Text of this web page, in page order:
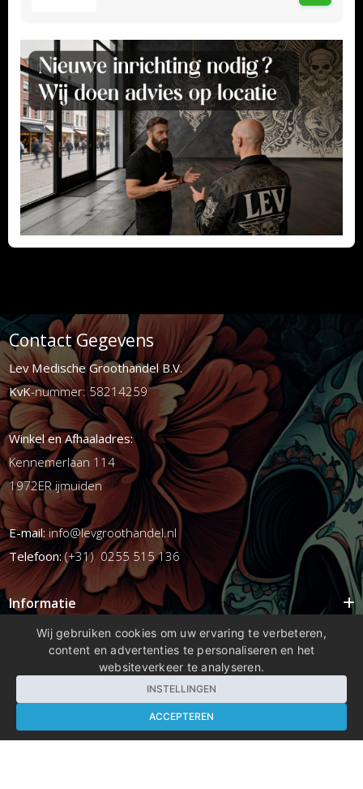
Contact Gegevens
Lev Medische Groothandel B.V.
KvK-nummer: 58214259
Winkel en Afhaaladres:
Kennemerlaan 114
1972ER ijmuiden
E-mail:info@levgroothandel.nl
Telefoon:(+31) 0255 515 136
Informatie
Mijn account
Wij gebruiken cookies om uw ervaring te verbeteren,
content en advertenties te personaliseren en het
websiteverkeer te analyseren.
INSTELLINGEN
ACCEPTEREN